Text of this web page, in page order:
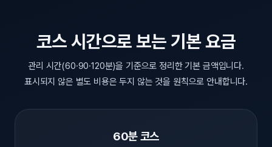
코스 시간으로 보는 기본 요금
관리 시간(60·90·120분)을 기준으로 정리한 기본 금액입니다.
표시되지 않은 별도 비용은 두지 않는 것을 원칙으로 안내합니다.
60분 코스